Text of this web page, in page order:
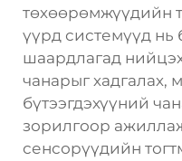
төхөөрөмжүүдийн
үүрд системүүд нь
шаардлагад
чанарыг хадгалах,
бүтээгдэхүүний
зорилгоор
сенсорүүдийн